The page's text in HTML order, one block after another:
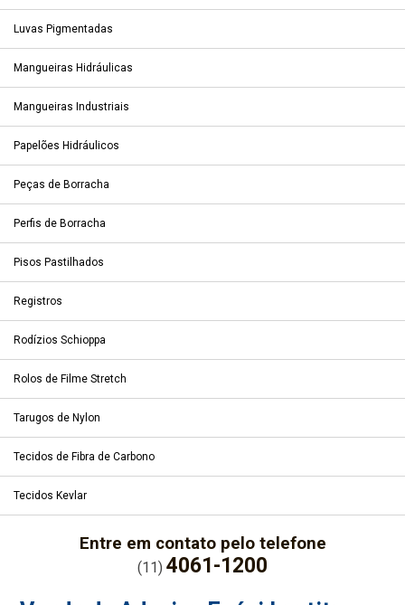
Luvas Pigmentadas
Mangueiras Hidráulicas
Mangueiras Industriais
Papelões Hidráulicos
Peças de Borracha
Perfis de Borracha
Pisos Pastilhados
Registros
Rodízios Schioppa
Rolos de Filme Stretch
Tarugos de Nylon
Tecidos de Fibra de Carbono
Tecidos Kevlar
Entre em contato pelo telefone
(11) 4061-1200